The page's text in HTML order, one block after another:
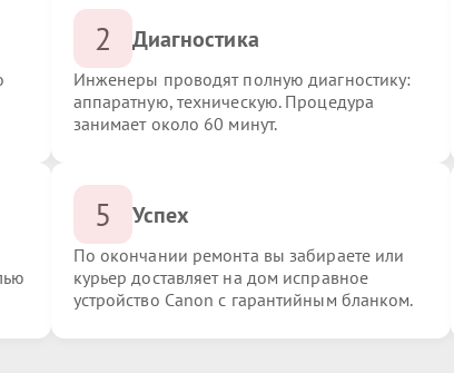
2 Диагностика
Инженеры проводят полную диагностику:
аппаратную, техническую. Процедура
занимает около 60 минут.
5 Успех
По окончании ремонта вы забираете или
курьер доставляет на дом исправное
устройство Canon с гарантийным бланком.